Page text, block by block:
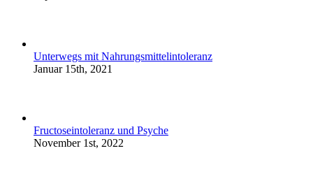
Unterwegs mit Nahrungsmittelintoleranz
Januar 15th, 2021
Fructoseintoleranz und Psyche
November 1st, 2022